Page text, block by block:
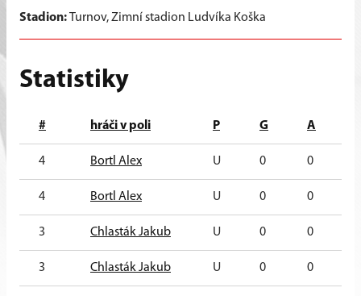
Stadion:Turnov, Zimní stadion Ludvíka Koška
Statistiky
# hráči v poli P G A
4 Bortl Alex U 0 0
4 Bortl Alex U 0 0
3 Chlasták Jakub U 0 0
3 Chlasták Jakub U 0 0